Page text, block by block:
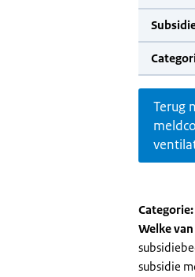
Terug
Categorie:
Welke
subsidie